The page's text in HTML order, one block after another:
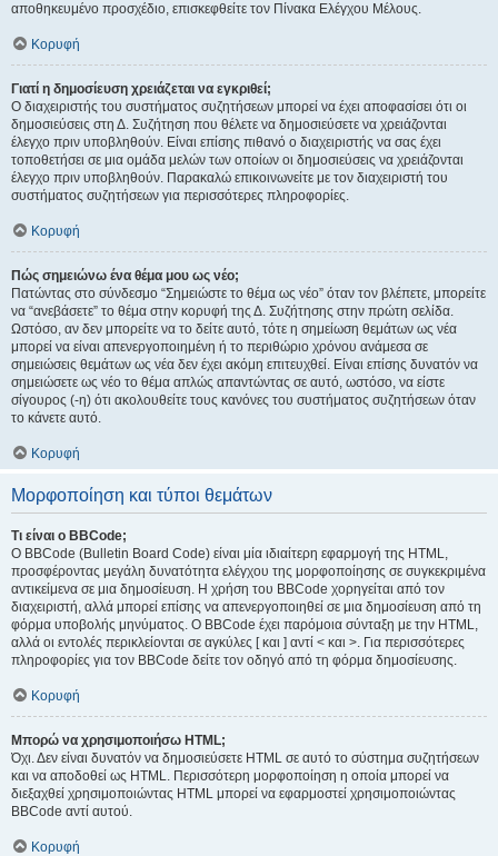
αποθηκευμένο προσχέδιο, επισκεφθείτε τον Πίνακα Ελέγχου Μέλους.
Κορυφή
Γιατί η δημοσίευση χρειάζεται να εγκριθεί;
Ο διαχειριστής του συστήματος συζητήσεων μπορεί να έχει αποφασίσει ότι οι
δημοσιεύσεις στη Δ. Συζήτηση που θέλετε να δημοσιεύσετε να χρειάζονται
έλεγχο πριν υποβληθούν. Είναι επίσης πιθανό ο διαχειριστής να σας έχει
τοποθετήσει σε μια ομάδα μελών των οποίων οι δημοσιεύσεις να χρειάζονται
έλεγχο πριν υποβληθούν. Παρακαλώ επικοινωνείτε με τον διαχειριστή του
συστήματος συζητήσεων για περισσότερες πληροφορίες.
Κορυφή
Πώς σημειώνω ένα θέμα μου ως νέο;
Πατώντας στο σύνδεσμο “Σημειώστε το θέμα ως νέο” όταν τον βλέπετε, μπορείτε
να “ανεβάσετε” το θέμα στην κορυφή της Δ. Συζήτησης στην πρώτη σελίδα.
Ωστόσο, αν δεν μπορείτε να το δείτε αυτό, τότε η σημείωση θεμάτων ως νέα
μπορεί να είναι απενεργοποιημένη ή το περιθώριο χρόνου ανάμεσα σε
σημειώσεις θεμάτων ως νέα δεν έχει ακόμη επιτευχθεί. Είναι επίσης δυνατόν να
σημειώσετε ως νέο το θέμα απλώς απαντώντας σε αυτό, ωστόσο, να είστε
σίγουρος (-η) ότι ακολουθείτε τους κανόνες του συστήματος συζητήσεων όταν
το κάνετε αυτό.
Κορυφή
Μορφοποίηση και τύποι θεμάτων
Τι είναι ο BBCode;
Ο BBCode (Bulletin Board Code) είναι μία ιδιαίτερη εφαρμογή της HTML,
προσφέροντας μεγάλη δυνατότητα ελέγχου της μορφοποίησης σε συγκεκριμένα
αντικείμενα σε μια δημοσίευση. Η χρήση του BBCode χορηγείται από τον
διαχειριστή, αλλά μπορεί επίσης να απενεργοποιηθεί σε μια δημοσίευση από τη
φόρμα υποβολής μηνύματος. Ο BBCode έχει παρόμοια σύνταξη με την HTML,
αλλά οι εντολές περικλείονται σε αγκύλες [ και ] αντί < και >. Για περισσότερες
πληροφορίες για τον BBCode δείτε τον οδηγό από τη φόρμα δημοσίευσης.
Κορυφή
Μπορώ να χρησιμοποιήσω HTML;
Όχι. Δεν είναι δυνατόν να δημοσιεύσετε HTML σε αυτό το σύστημα συζητήσεων
και να αποδοθεί ως HTML. Περισσότερη μορφοποίηση η οποία μπορεί να
διεξαχθεί χρησιμοποιώντας HTML μπορεί να εφαρμοστεί χρησιμοποιώντας
BBCode αντί αυτού.
Κορυφή